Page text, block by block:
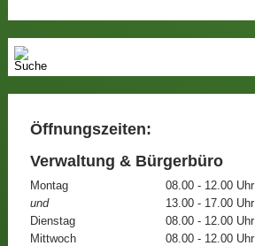
Öffnungszeiten:
Verwaltung & Bürgerbüro
Montag
08.00 - 12.00 Uhr
und
13.00 - 17.00 Uhr
Dienstag
08.00 - 12.00 Uhr
Mittwoch
08.00 - 12.00 Uhr